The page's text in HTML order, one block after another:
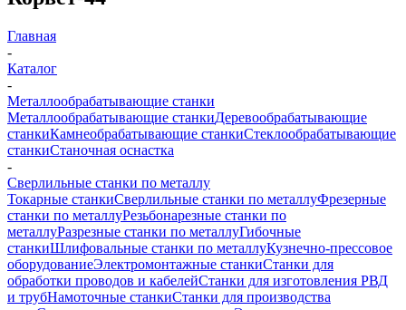
Главная
-
Каталог
-
Металлообрабатывающие станки
Металлообрабатывающие станкиДеревообрабатывающие
станкиКамнеобрабатывающие станкиСтеклообрабатывающие
станкиСтаночная оснастка
-
Сверлильные станки по металлу
Токарные станкиСверлильные станки по металлуФрезерные
станки по металлуРезьбонарезные станки по
металлуРазрезные станки по металлуГибочные
станкиШлифовальные станки по металлуКузнечно-прессовое
оборудованиеЭлектромонтажные станкиСтанки для
обработки проводов и кабелейСтанки для изготовления РВД
и трубНамоточные станкиСтанки для производства